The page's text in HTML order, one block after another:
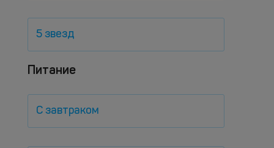
5 звезд
Питание
С завтраком